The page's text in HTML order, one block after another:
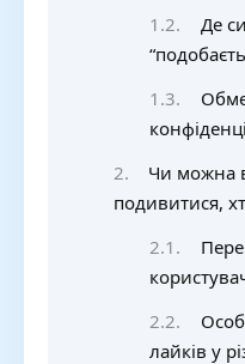
Де
Чи можна
подивитися,
лайків у